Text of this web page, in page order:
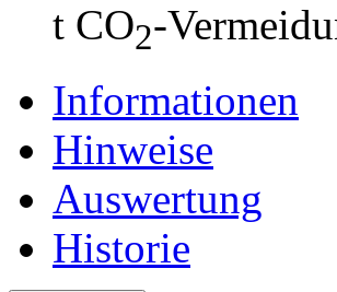
t CO2-
Informationen
Hinweise
Auswertung
Historie